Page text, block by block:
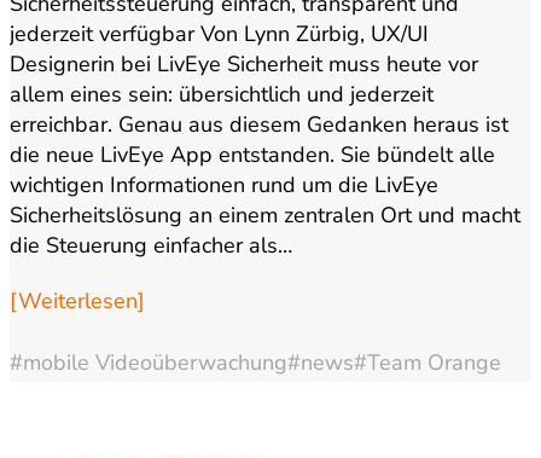
jederzeit verfügbar Von Lynn Zürbig, UX/UI
Designerin bei LivEye Sicherheit muss heute vor
allem eines sein: übersichtlich und jederzeit
erreichbar. Genau aus diesem Gedanken heraus ist
die neue LivEye App entstanden. Sie bündelt alle
wichtigen Informationen rund um die LivEye
Sicherheitslösung an einem zentralen Ort und macht
die Steuerung einfacher als…
[Weiterlesen]
#mobile Videoüberwachung#news#Team Orange